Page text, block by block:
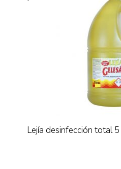
Lejía desinfección total